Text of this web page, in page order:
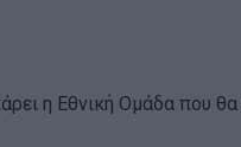
η Εθνική Ομάδα που